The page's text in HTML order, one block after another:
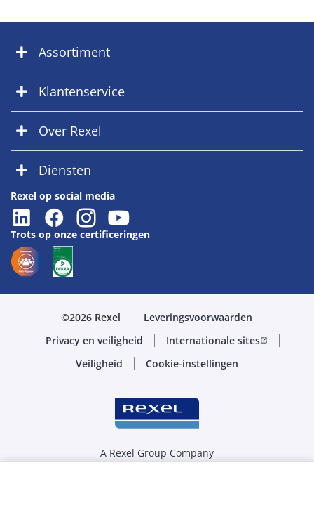
Assortiment
Klantenservice
Over Rexel
Diensten
Rexel op social media
Trots op onze certificeringen
©2026 Rexel
Leveringsvoorwaarden
Privacy en veiligheid
Internationale sitesopen_in_new
Veiligheid Cookie-instellingen
A Rexel Group Company